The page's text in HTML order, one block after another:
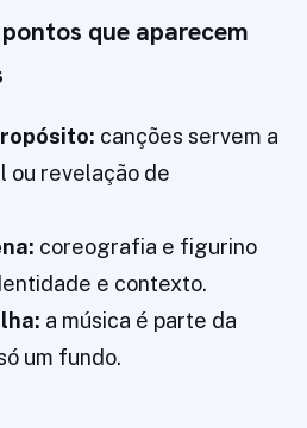
que aparecem
canções servem a
ou revelação de
coreografia e figurino
e contexto.
a música é parte da
um fundo.